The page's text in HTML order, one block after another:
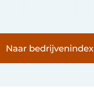
Naar bedrijvenindex